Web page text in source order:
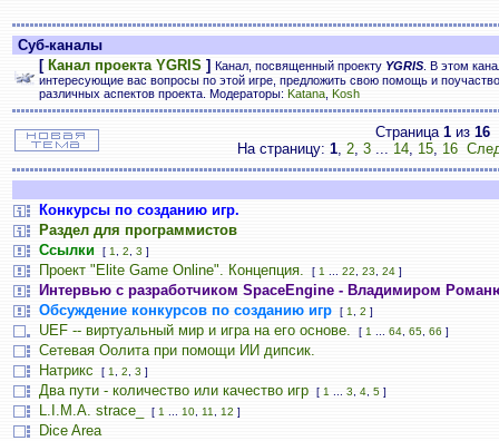
Суб-каналы
[ Канал проекта YGRIS ] Канал, посвященный проекту YGRIS . В этом
интересующие вас вопросы по этой игре, предложить свою помощь и
различных аспектов проекта. Модераторы: Katana Kosh
Страница 1из 16
На страницу: 1, 2, 3 ... 14, 15, 16
Конкурсы по созданию игр.
Раздел для программистов
Ссылки
[ 1 2 3 ]
Проект "Elite Game Online". Концепция. [ 1 22 23 24 ]
Интервью с разработчиком SpaceEngine - Владимиром
Обсуждение конкурсов по созданию игр
[ 1 2 ]
UEF -- виртуальный мир и игра на его основе. [ 1 64 65 66 ]
Сетевая Оолита при помощи ИИ дипсик.
Натрикс
[ 1 2 3 ]
Два пути - количество или качество игр [ 1 3 4 5 ]
L.I.M.A. strace_ [ 1 10 11 12 ]
Dice Area